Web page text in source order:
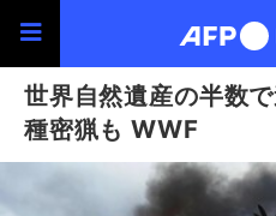
世界自然遺産の半数
種密猟も WWF